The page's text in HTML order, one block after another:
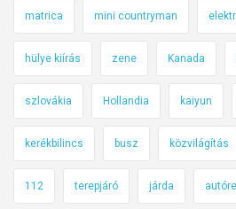
matrica mini countryman
hülye kiírás zene Kanada
szlovákia Hollandia kaiyun
kerékbilincs busz közvilágítás
112 terepjáró járda